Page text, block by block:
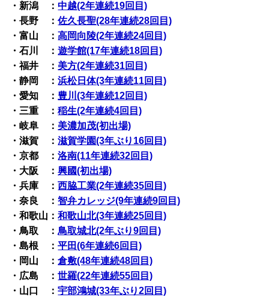
・新潟 ：中越(2年連続19回目)
・長野 ：佐久長聖(28年連続28回目)
・富山 ：高岡向陵(2年連続24回目)
・石川 ：遊学館(17年連続18回目)
・福井 ： 美方(2年連続31回目)
・静岡 ：浜松日体(3年連続11回目)
・愛知 ： 豊川(3年連続12回目)
・三重 ：稲生(2年連続4回目)
・岐阜 ： 美濃加茂(初出場)
・滋賀 ：滋賀学園(3年ぶり16回目)
・京都 ：洛南(11年連続32回目)
・大阪 ：興國(初出場)
・兵庫 ：西脇工業(2年連続35回目)
・奈良 ：智弁カレッジ(9年連続9回目)
・和歌山：和歌山北(3年連続25回目)
・鳥取 ：鳥取城北(2年ぶり9回目)
・島根 ：平田(6年連続6回目)
・岡山 ：倉敷(48年連続48回目)
・広島 ：世羅(22年連続55回目)
・山口 ：宇部鴻城(33年ぶり2回目)